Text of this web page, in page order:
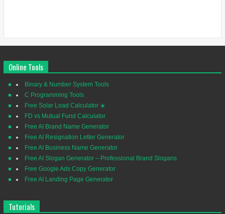
Online Tools
Binary & Number System Tools
C Programming Tools
Free Solar Load Calculator ☀️
FD vs Mutual Fund Calculator
Free AI Brand Name Generator
Free AI Resignation Letter Generator
Free AI Business Name Generator
Free AI Slogan Generator – Professional Brand Slogans
Free Google Ads Copy Generator
Free AI Landing Page Generator
Tutorials